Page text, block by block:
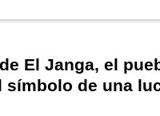
El Janga, el
de una